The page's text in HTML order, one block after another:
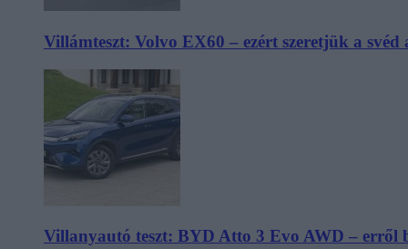
Villámteszt: Volvo EX60 – ezért szeretjük a svéd
Villanyautó teszt: BYD Atto 3 Evo AWD – erről